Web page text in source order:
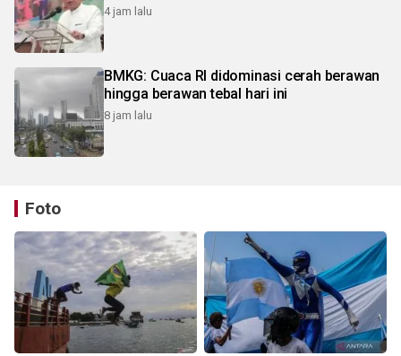
4 jam lalu
BMKG: Cuaca RI didominasi cerah berawan
hingga berawan tebal hari ini
8 jam lalu
Foto